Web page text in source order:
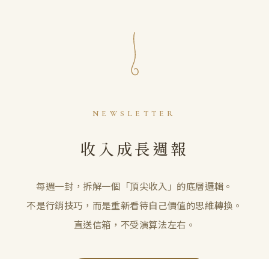
NEWSLETTER
收入成長週報
每週一封，拆解一個「頂尖收入」的底層邏輯。
不是行銷技巧，而是重新看待自己價值的思維轉換。
直送信箱，不受演算法左右。